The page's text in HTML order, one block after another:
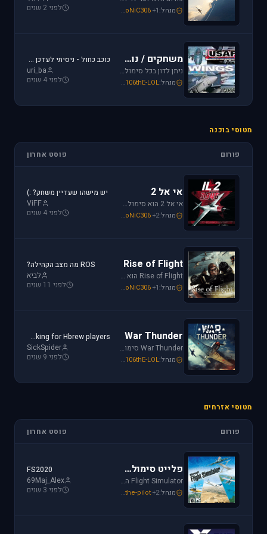
מנהל: SoNiC306+1
לפני 2 שנים
משחקים / נוסטלגיה
ניתן לדון בכל סימולטור טיסה או משחקים שאינם בגדר סימולטורים אשר אין להם פורום נפרד ובסימולטורים נוסטלגיים כגון: אף-15, אף-18, חיל האויר האמריקני, כוכב כחול - "חיל האויר הישראלי" וסטרייק פייטרס.
מנהל: Mike_69th ,106thE-LOL
כוכב כחול - ניסיתי לעדכן את לגירסה 1.1 וקיבלתי הודעת שגיאה.
uri_ba
לפני 4 שנים
מטוסי בוכנה
פורום פוסט אחרון
אי אל 2
אי אל 2 הוא סימולטור מלחמת העולם השניה מבית Oleg Maddox. טוס בספיטפייר ומוסטנג ושנה את ההיסטוריה במלחמות מעל שמי אירופה, צפון אפריקה והמזרח הרחוק.
מנהל: SoNiC306+2
יש מישהו שעדיין משחק? :)
ViFF
לפני 4 שנים
Rise of Flight
Rise of Flight הוא סימולטור מלחמת העולם הראשונה הטוב ביותר שיש! טוס בשמים הווירטואליים במטוסים האגדיים, Sopwith Camel, S.E.5a, Albatros D.Va וה-Fokker Dr.1 שטסו בהם אבירי מלחמת העולם. השמיים הווירטואליים צריכים אותך!
מנהל: Mike_69th SoNiC306+1
ROS מה מצב הקהילה?
לביא
לפני 11 שנים
War Thunder
War Thunder סימולטור טיסה קרבי השייך לתקופת מלחמת העולם השנייה, לכותר אפשרות לתפקד בקשת רחבה של רמות ריאליזם החל מאפשרות Arcade ועד לסימולטור של ממש.
מנהל: Mike_69th ,106thE-LOL
Looking for Hbrew players...
SickSpider
לפני 9 שנים
מטוסי אזרחים
פורום פוסט אחרון
פלייט סימולטור
Flight Simulator הוא סימולטור טיסה הפופולארי והריאליסטי ביותר בתחום התעופה האזרחית. שתף וקבל תמיכה עבור שדות תעופה, סינרים, צביעות ומטוסים עבור FSX ו-FS2004.
מנהל: Mike_69th ,the-pilot+2
FS2020
69Maj_Alex
לפני 3 שנים